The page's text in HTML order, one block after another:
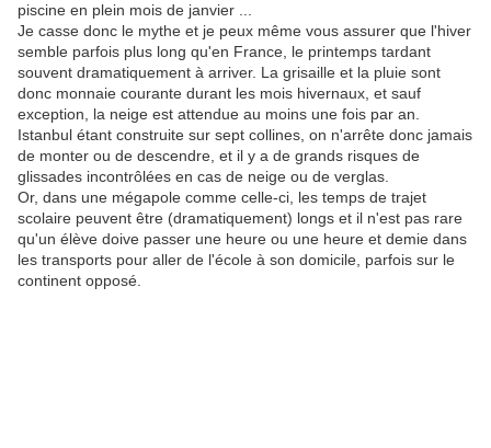
piscine en plein mois de janvier ...
Je casse donc le mythe et je peux même vous assurer que l'hiver
semble parfois plus long qu'en France, le printemps tardant
souvent dramatiquement à arriver. La grisaille et la pluie sont
donc monnaie courante durant les mois hivernaux, et sauf
exception, la neige est attendue au moins une fois par an.
Istanbul étant construite sur sept collines, on n'arrête donc jamais
de monter ou de descendre, et il y a de grands risques de
glissades incontrôlées en cas de neige ou de verglas.
Or, dans une mégapole comme celle-ci, les temps de trajet
scolaire peuvent être (dramatiquement) longs et il n'est pas rare
qu'un élève doive passer une heure ou une heure et demie dans
les transports pour aller de l'école à son domicile, parfois sur le
continent opposé.